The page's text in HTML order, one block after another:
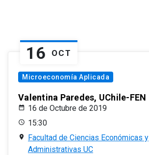
16 OCT
Microeconomía Aplicada
Valentina Paredes, UChile-FEN
16 de Octubre de 2019
15:30
Facultad de Ciencias Económicas y
Administrativas UC